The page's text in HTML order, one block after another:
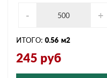
- +
ИТОГО: 0.56 м2
245 руб